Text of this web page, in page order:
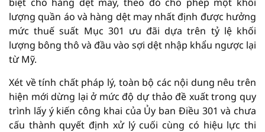
lượng quần áo và hàng dệt may nhất định được hưởng
mức thuế suất Mục 301 ưu đãi dựa trên tỷ lệ khối
lượng bông thô và đầu vào sợi dệt nhập khẩu ngược lại
từ Mỹ.
Xét về tính chất pháp lý, toàn bộ các nội dung nêu trên
hiện mới dừng lại ở mức độ dự thảo đề xuất trong quy
trình lấy ý kiến công khai của Ủy ban Điều 301 và chưa
cấu thành quyết định xử lý cuối cùng có hiệu lực thi